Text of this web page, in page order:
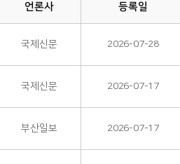
언론사 등록일
국제신문 2026-07-28
국제신문 2026-07-17
부산일보 2026-07-17